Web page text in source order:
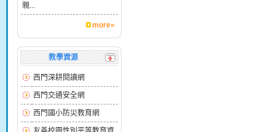
親...
more»
教學資源
西門深耕閱讀網
西門交通安全網
西門國小防災教育網